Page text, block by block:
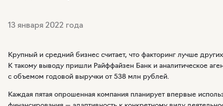
13 января 2022 года
Крупный и средний бизнес считает, что факторинг лучше
К такому выводу пришли Райффайзен Банк и аналитическое
с объемом годовой выручки от 538 млн рублей.
Каждая пятая опрошенная компания планирует впервые